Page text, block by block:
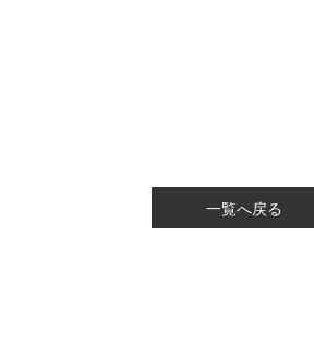
一覧へ戻る